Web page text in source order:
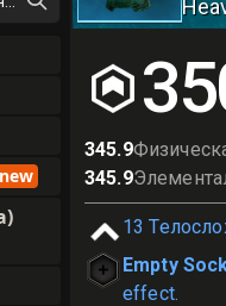
345.9
345.9
13
Empty
effect.
new